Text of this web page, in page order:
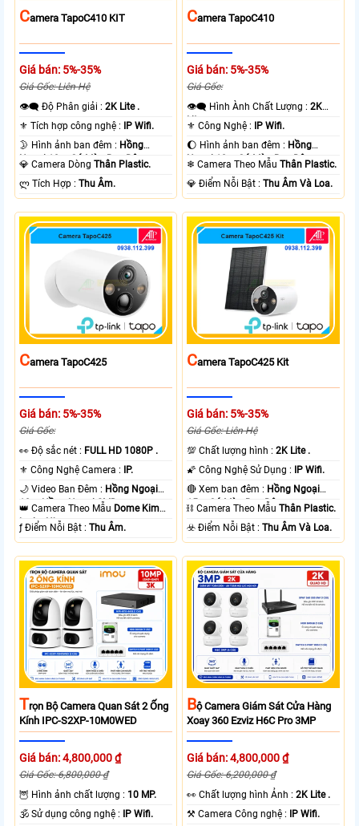
CAmera TapoC410 KIT
Giá bán: 5%-35%
Giá Gốc: Liên Hệ
👁️‍🗨 Độ Phân giải :2K Lite .
⚜️ Tích hợp công nghệ : IP Wifi.
🌛 Hình ảnh ban đêm : Hồng
Ngoại 10m Có Màu Ban Ðêm.
💎 Camera DòngThân Plastic.
️ლ Tích Hợp :Thu Âm.
CAmera TapoC410
Giá bán: 5%-35%
Giá Gốc:
👁️‍🗨 Hình Ành Chất Lượng :2K
Lite .
⚜️ Công Nghệ : IP Wifi.
🌔 Hình ảnh ban đêm : Hồng
Ngoại 10m Có Màu Ban Ðêm.
❄ Camera Theo MẫuThân Plastic.
️💎 Điểm Nỗi Bật :Thu Âm Và Loa.
CAmera TapoC425
Giá bán: 5%-35%
Giá Gốc:
️👀 Độ sắc nét : FULL HD 1080P .
⚜️ Công Nghệ Camera : IP.
🌙 Video Ban Đêm : Hồng Ngoại
10m Hồng Ngoại SMD.
👑 Camera Theo Mẫu Dome Kim
loại + Nhựa.
️ƒ Điểm Nỗi Bật :Thu Âm.
CAmera TapoC425 Kit
Giá bán: 5%-35%
Giá Gốc: Liên Hệ
💯 Chất lượng hình :2K Lite .
🌠 Công Nghệ Sử Dụng : IP Wifi.
🔴 Xem ban đêm : Hồng Ngoại
15m Có Màu Ban Ðêm.
⛓ Camera Theo MẫuThân Plastic.
️☣️ Điểm Nỗi Bật :Thu Âm Và Loa.
TRọn Bộ Camera Quan Sát 2 Ống
Kính IPC-S2XP-10M0WED
Giá bán: 4,800,000 ₫
Giá Gốc: 6,800,000 ₫
🦉 Hình ảnh chất lượng : 10 MP.
🕉️ Sử dụng công nghệ : IP Wifi.
BỘ Camera Giám Sát Cửa Hàng
Xoay 360 Ezviz H6C Pro 3MP
Giá bán: 4,800,000 ₫
Giá Gốc: 6,200,000 ₫
️👀 Chất lượng hình Ảnh :2K Lite .
⚒ Camera Công nghệ : IP Wifi.